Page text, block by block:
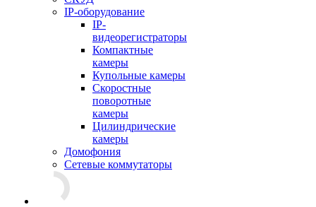
IP-оборудование
IP-
видеорегистраторы
Компактные
камеры
Купольные камеры
Скоростные
поворотные
камеры
Цилиндрические
камеры
Домофония
Сетевые коммутаторы